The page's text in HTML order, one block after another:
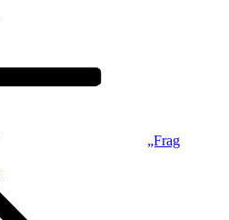
„Frag